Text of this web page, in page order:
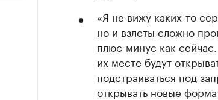
«Я не вижу каких-то
но и взлеты сложно
плюс-минус как
их месте будут
подстраиваться под
открывать новые